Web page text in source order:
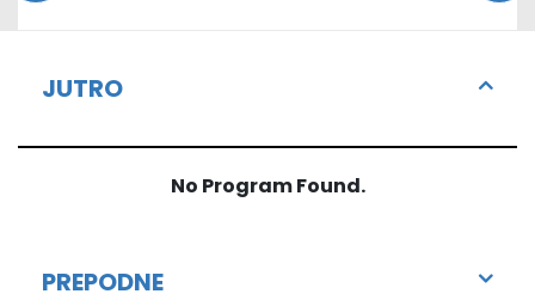
JUTRO
No Program Found.
PREPODNE